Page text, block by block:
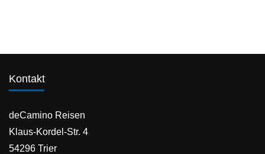
Kontakt
deCamino Reisen
Klaus-Kordel-Str. 4
54296 Trier